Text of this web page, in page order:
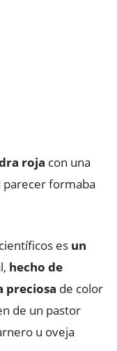
roja con una
parecer formaba
es un
hecho de
preciosa de color
de un pastor
u oveja